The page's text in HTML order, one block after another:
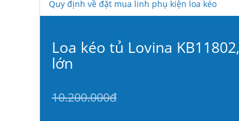
Quy định về đặt mua linh phụ kiện loa kéo
Loa kéo tủ Lovina
lớn
10.200.000đ